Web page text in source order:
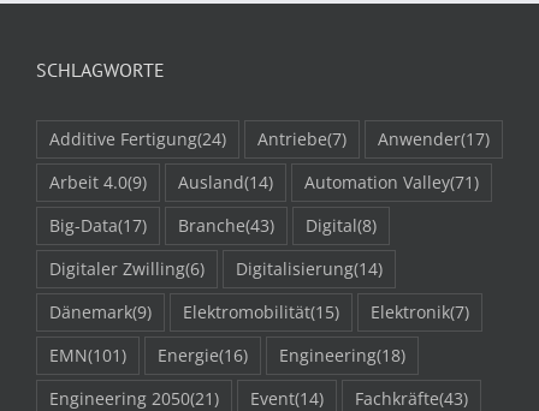
SCHLAGWORTE
Additive Fertigung(24) Antriebe(7) Anwender(17)
Arbeit 4.0(9) Ausland(14) Automation Valley(71)
Big-Data(17) Branche(43) Digital(8)
Digitaler Zwilling(6) Digitalisierung(14)
Dänemark(9) Elektromobilität(15) Elektronik(7)
EMN(101) Energie(16) Engineering(18)
Engineering 2050(21) Event(14) Fachkräfte(43)